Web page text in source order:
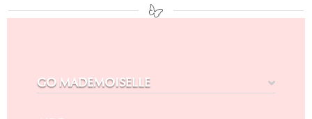
GO MADEMOISELLE